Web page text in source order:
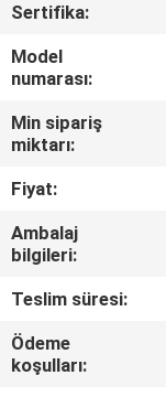
FABRIKA
TURU
KALITE
KONTROLÜ
BIZIMLE
İLETIŞIM
HABERLER
Sertifika:
Model
numarası:
Min sipariş
miktarı:
Fiyat:
Ambalaj
bilgileri:
Teslim süresi:
Ödeme
koşulları: